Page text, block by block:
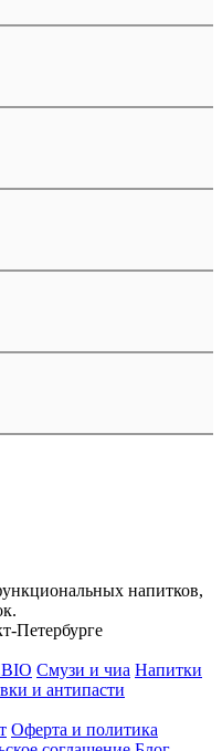
напитков,
Петербурге
Смузи и чиа Напитки
и антипасти
Оферта и политика